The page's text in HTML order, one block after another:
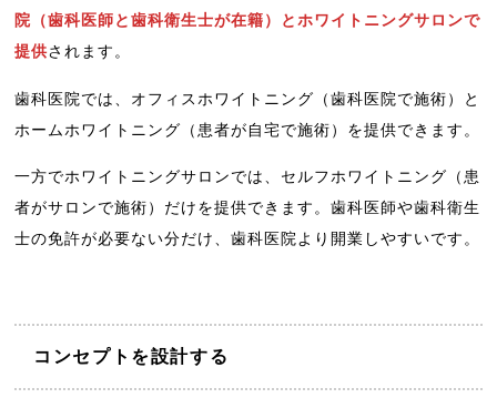
院（歯科医師と歯科衛生士が在籍）とホワイトニングサロンで
提供されます。
歯科医院では、オフィスホワイトニング（歯科医院で施術）と
ホームホワイトニング（患者が自宅で施術）を提供できます。
一方でホワイトニングサロンでは、セルフホワイトニング（患
者がサロンで施術）だけを提供できます。歯科医師や歯科衛生
士の免許が必要ない分だけ、歯科医院より開業しやすいです。
コンセプトを設計する